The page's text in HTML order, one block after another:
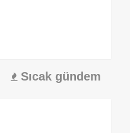
Sıcak gündem